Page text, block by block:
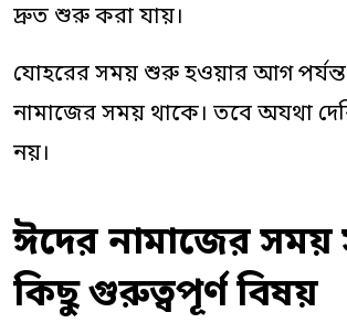
দ্রুত শুরু করা যায়।
যোহরের সময় শুরু হওয়ার আগ
নামাজের সময় থাকে। তবে অযথা
নয়।
ঈদের নামাজের সময়
কিছু গুরুত্বপূর্ণ বিষয়